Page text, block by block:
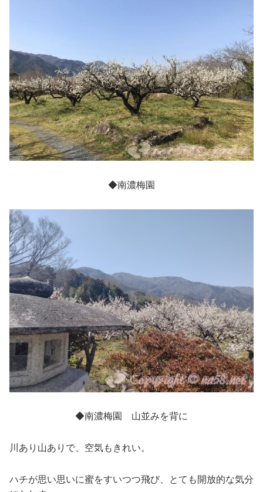
◆南濃梅園
◆南濃梅園 山並みを背に
川あり山ありで、空気もきれい。
ハチが思い思いに蜜をすいつつ飛び、とても開放的な気分